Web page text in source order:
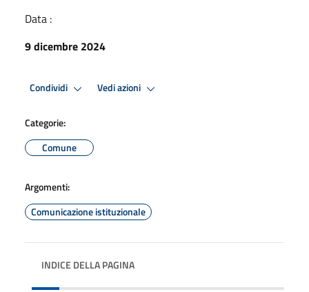
Data :
9 dicembre 2024
Condividi Vedi azioni
Categorie:
Comune
Argomenti:
Comunicazione istituzionale
INDICE DELLA PAGINA